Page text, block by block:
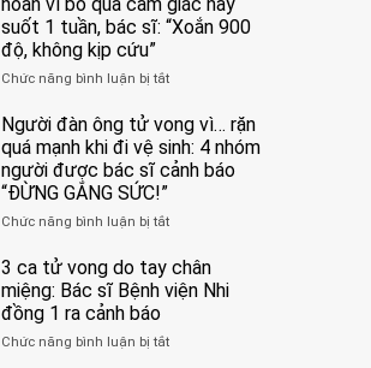
suốt 1 tuần, bác sĩ: “Xoắn 900
độ, không kịp cứu”
Chức năng bình luận bị tắtở
trai
11
tuổi
phải
bỏ
hoàn
vì
bỏ
cảm
Người đàn ông tử vong vì… rặn
quá mạnh khi đi vệ sinh: 4 nhóm
người được bác sĩ cảnh báo
“ĐỪNG GẮNG SỨC!”
Chức năng bình luận bị tắtở
đàn
ông
vì…
3 ca tử vong do tay chân
miệng: Bác sĩ Bệnh viện Nhi
đồng 1 ra cảnh báo
Chức năng bình luận bị tắtở